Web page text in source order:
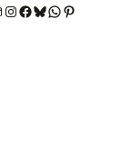
# # Bluesky WhatsApp Pinterest